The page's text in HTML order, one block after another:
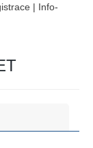
| Info-